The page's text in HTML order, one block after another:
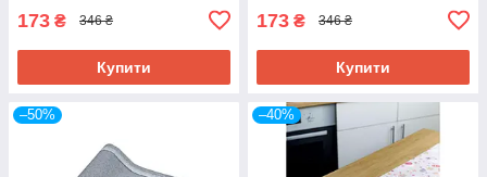
173 ₴ 346 ₴
Купити
173 ₴ 346 ₴
Купити
–50% –40%